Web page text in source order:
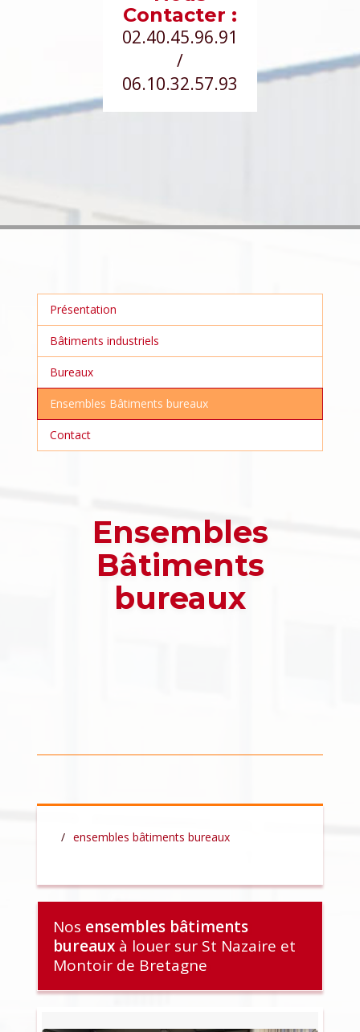
Contacter :
02.40.45.96.91
/
06.10.32.57.93
Présentation
Bâtiments industriels
Bureaux
Ensembles Bâtiments bureaux
Contact
Ensembles
Bâtiments
bureaux
ensembles bâtiments bureaux
Nos ensembles bâtiments
bureaux à louer sur St Nazaire et
Montoir de Bretagne